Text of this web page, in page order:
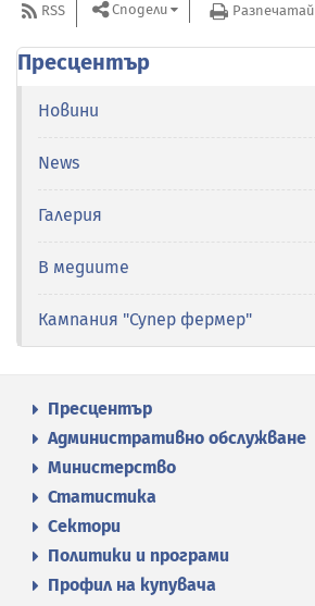
RSS Сподели Разпечатай
Пресцентър
Новини
News
Галерия
В медиите
Кампания "Супер фермер"
Пресцентър
Административно обслужване
Министерство
Статистика
Сектори
Политики и програми
Профил на купувача